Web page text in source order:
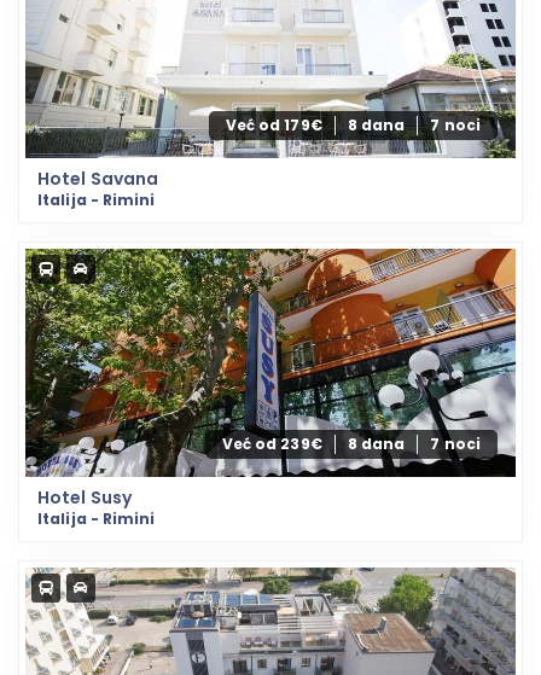
Već od 179€ 8 dana 7 noci
Hotel Savana
Italija - Rimini
Već od 239€ 8 dana 7 noci
Hotel Susy
Italija - Rimini